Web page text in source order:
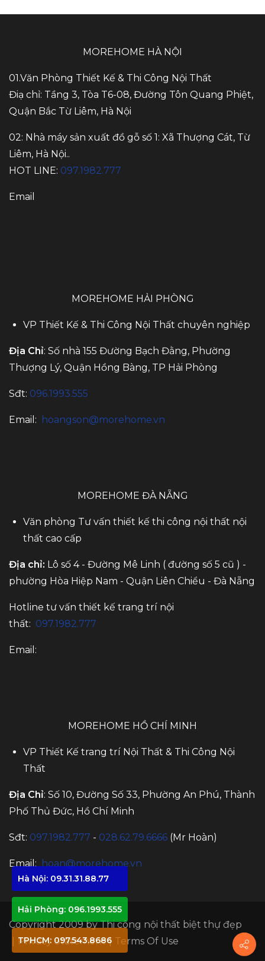
Hà Nội: 09.31.31.88.77
Hải Phòng: 096.1993.555
TPHCM: 097.543.8686
MOREHOME HÀ NỘI
01.Văn Phòng Thiết Kế & Thi Công Nội Thất
Điạ chỉ: Tầng 3, Tòa T6-08, Đường Tôn Quang Phiệt,
Quận Bắc Từ Liêm, Hà Nội
02: Nhà máy sản xuất đồ gỗ số 1: Xã Thượng Cát, Từ
Liêm, Hà Nội..
HOT LINE: 097.1982.777
Email
MOREHOME HẢI PHÒNG
VP Thiết Kế & Thi Công Nội Thất chuyên nghiệp
Địa Chỉ: Số nhà 155 Đường Bạch Đằng, Phường
Thượng Lý, Quận Hồng Bàng, TP Hải Phòng
Sđt: 096.1993.555
Email: hoangson@morehome.vn
MOREHOME ĐÀ NẴNG
Văn phòng Tư vấn thiết kế thi công nội thất nội
thất cao cấp
Địa chỉ: Lô số 4 - Đường Mê Linh ( đường số 5 cũ ) -
phường Hòa Hiệp Nam - Quận Liên Chiểu - Đà Nẵng
Hotline tư vấn thiết kế trang trí nội
thất: 097.1982.777
Email:
MOREHOME HỒ CHÍ MINH
VP Thiết Kế trang trí Nội Thất & Thi Công Nội
Thất
Địa Chỉ: Số 10, Đường Số 33, Phường An Phú, Thành
Phố Thủ Đức, Hồ Chí Minh
Sđt: 097.1982.777 - 028.62.79.6666 (Mr Hoàn)
Email:hoan@morehome.vn
Copyright 2009 byThi công nội thất biệt thự đẹp
Privacy Statement | Terms Of Use